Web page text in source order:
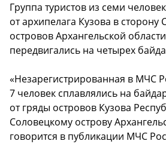
Группа туристов из семи
от архипелага Кузова в сторону
островов Архангельской
передвигались на четырех
«Незарегистрированная в МЧС
7 человек сплавлялись на
от гряды островов Кузова
Соловецкому острову
говорится в публикации МЧС